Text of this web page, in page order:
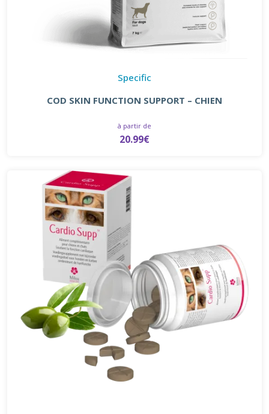
Specific
COD SKIN FUNCTION SUPPORT – CHIEN
à partir de
20.99€